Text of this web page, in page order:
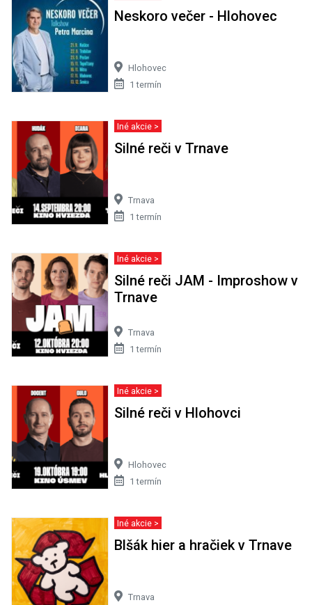
Neskoro večer - Hlohovec
Hlohovec
1 termín
Iné akcie >
Silné reči v Trnave
Trnava
1 termín
Iné akcie >
Silné reči JAM - Improshow v
Trnave
Trnava
1 termín
Iné akcie >
Silné reči v Hlohovci
Hlohovec
1 termín
Iné akcie >
Blšák hier a hračiek v Trnave
Trnava